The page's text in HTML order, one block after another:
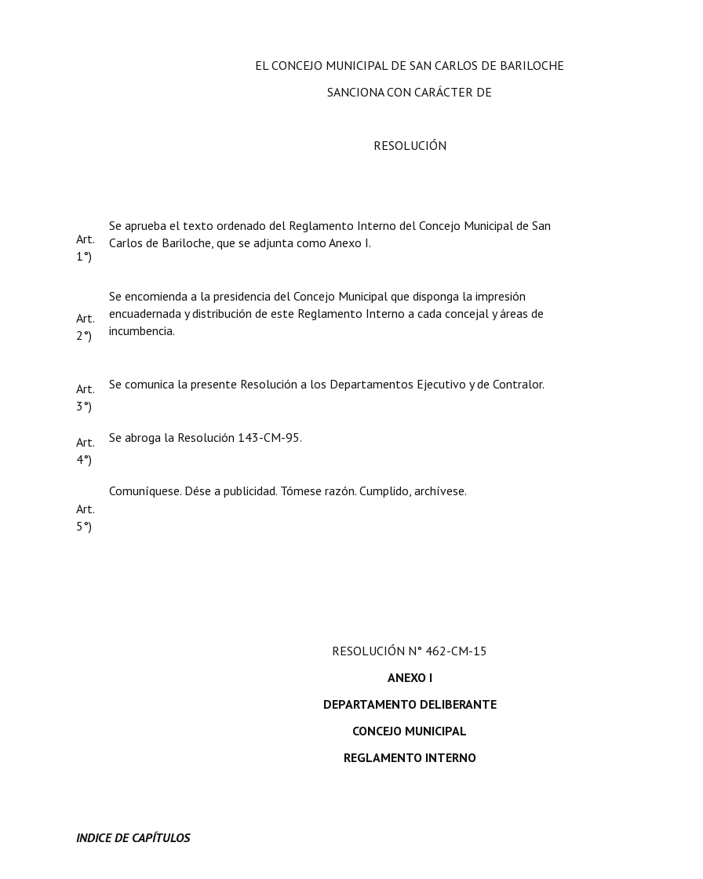
EL CONCEJO MUNICIPAL DE SAN CARLOS DE BARILOCHE
SANCIONA CON CARÁCTER DE
RESOLUCIÓN
Art.
1°)
Se aprueba el texto ordenado del Reglamento Interno del Concejo Municipal de San
Carlos de Bariloche, que se adjunta como Anexo I.
Art.
2°)
Se encomienda a la presidencia del Concejo Municipal que disponga la impresión
encuadernada y distribución de este Reglamento Interno a cada concejal y áreas de
incumbencia.
Art.
3°)
Se comunica la presente Resolución a los Departamentos Ejecutivo y de Contralor.
Art.
4°)
Se abroga la Resolución 143-CM-95.
Art.
5°)
Comuníquese. Dése a publicidad. Tómese razón. Cumplido, archívese.
RESOLUCIÓN N° 462-CM-15
ANEXO I
DEPARTAMENTO DELIBERANTE
CONCEJO MUNICIPAL
REGLAMENTO INTERNO
INDICE DE CAPÍTULOS